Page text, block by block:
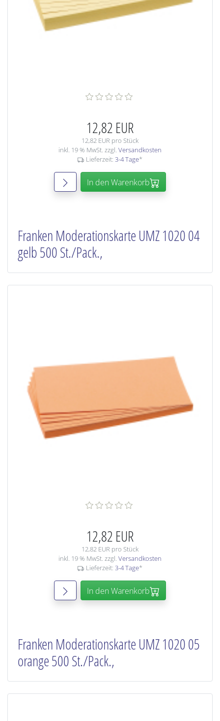
12,82 EUR
12,82 EUR pro Stück
inkl. 19 % MwSt. zzgl. Versandkosten
Lieferzeit: 3-4 Tage*
In den Warenkorb
Franken Moderationskarte UMZ 1020 04
gelb 500 St./Pack.,
12,82 EUR
12,82 EUR pro Stück
inkl. 19 % MwSt. zzgl. Versandkosten
Lieferzeit: 3-4 Tage*
In den Warenkorb
Franken Moderationskarte UMZ 1020 05
orange 500 St./Pack.,